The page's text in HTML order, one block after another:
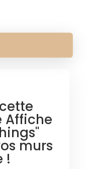
Affiche
murs
!